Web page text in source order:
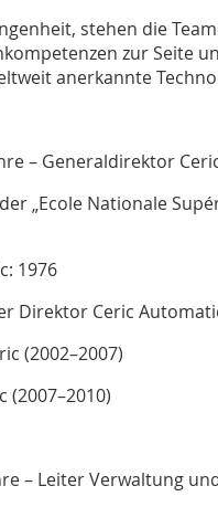
stehen die
zur Seite
anerkannte
– Generaldirektor
„Ecole Nationale
1976
Direktor Ceric
(2002–2007)
(2007–2010)
– Leiter Verwaltung